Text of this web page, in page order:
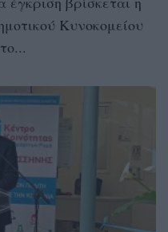
Κυνοκομείου